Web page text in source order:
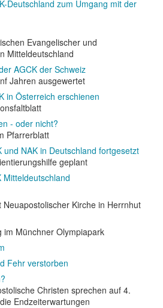
Deutschland zum Umgang mit der
Evangelischer und
Mitteldeutschland
AGCK der Schweiz
Jahren ausgewertet
in Österreich erschienen
- oder nicht?
Pfarrerblatt
und NAK in Deutschland fortgesetzt
geplant
Kirche in Herrnhut
im Münchner Olympiapark
Fehr verstorben
Christen sprechen auf 4.
Endzeiterwartungen